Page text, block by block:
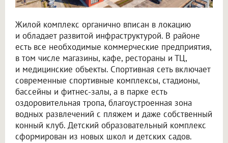
Жилой комплекс органично вписан в локацию
и обладает развитой инфраструктурой. В районе
есть все необходимые коммерческие предприятия,
в том числе магазины, кафе, рестораны и ТЦ,
и медицинские объекты. Спортивная сеть включает
современные спортивные комплексы, стадионы,
бассейны и фитнес-залы, а в парке есть
оздоровительная тропа, благоустроенная зона
водных развлечений с пляжем и даже собственный
конный клуб. Детский образовательный комплекс
сформирован из новых школ и детских садов.